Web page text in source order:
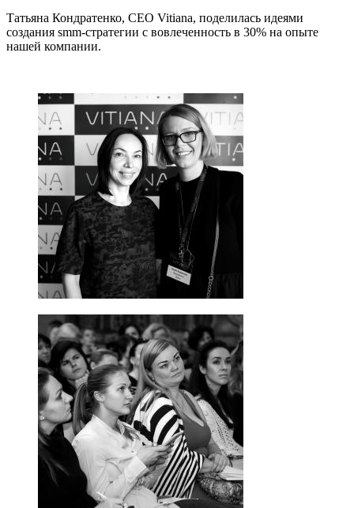
Татьяна Кондратенко, CEO Vitiana, поделилась идеями
создания smm-стратегии с вовлеченность в 30% на опыте
нашей компании.